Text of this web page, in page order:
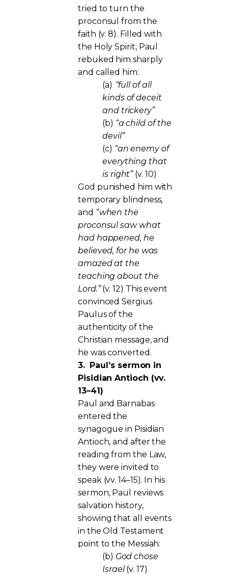
tried to turn the
proconsul from the
faith (v. 8). Filled with
the Holy Spirit, Paul
rebuked him sharply
and called him:
(a) “full of all
kinds of deceit
and trickery”
(b) “a child of the
devil”
(c) “an enemy of
everything that
is right”(v. 10)
God punished him with
temporary blindness,
and “when the
proconsul saw what
had happened, he
believed, for he was
amazed at the
teaching about the
Lord.”(v. 12) This event
convinced Sergius
Paulus of the
authenticity of the
Christian message, and
he was converted.
3. Paul’s sermon in
Pisidian Antioch (vv.
13–41)
Paul and Barnabas
entered the
synagogue in Pisidian
Antioch, and after the
reading from the Law,
they were invited to
speak (vv. 14–15). In his
sermon, Paul reviews
salvation history,
showing that all events
in the Old Testament
point to the Messiah:
(b) God chose
Israel(v. 17)